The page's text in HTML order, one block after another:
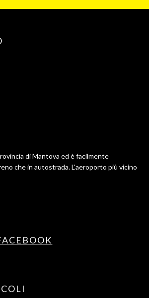
di Mantova ed è facilmente
che in autostrada. L'aeroporto più vicino